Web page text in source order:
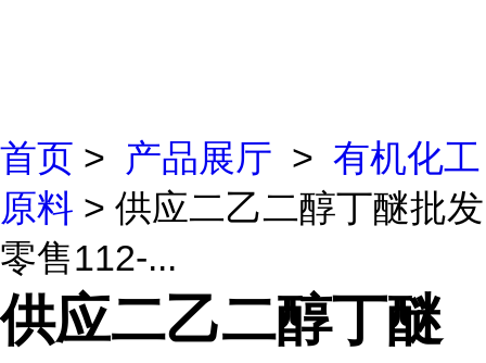
首页 > 产品展厅 > 有机化工
原料 > 供应二乙二醇丁醚批发
零售112-...
供应二乙二醇丁醚